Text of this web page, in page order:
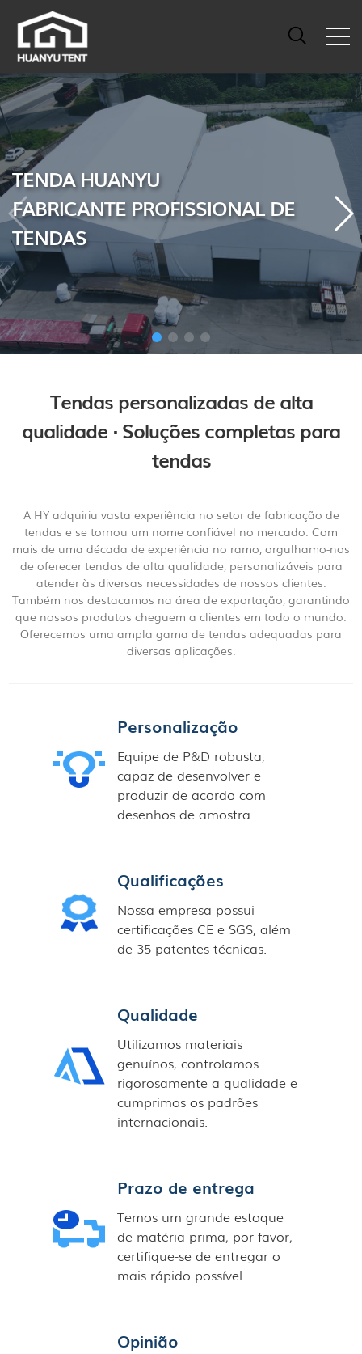
TENDA HUANYU
FABRICANTE PROFISSIONAL DE
TENDAS
Tendas personalizadas de alta
qualidade · Soluções completas para
tendas
A HY adquiriu vasta experiência no setor de fabricação de
tendas e se tornou um nome confiável no mercado. Com
mais de uma década de experiência no ramo, orgulhamo-nos
de oferecer tendas de alta qualidade, personalizáveis ​​para
atender às diversas necessidades de nossos clientes.
Também nos destacamos na área de exportação, garantindo
que nossos produtos cheguem a clientes em todo o mundo.
Oferecemos uma ampla gama de tendas adequadas para
diversas aplicações.
Personalização
Equipe de P&D robusta,
capaz de desenvolver e
produzir de acordo com
desenhos de amostra.
Qualificações
Nossa empresa possui
certificações CE e SGS, além
de 35 patentes técnicas.
Qualidade
Utilizamos materiais
genuínos, controlamos
rigorosamente a qualidade e
cumprimos os padrões
internacionais.
Prazo de entrega
Temos um grande estoque
de matéria-prima, por favor,
certifique-se de entregar o
mais rápido possível.
Opinião